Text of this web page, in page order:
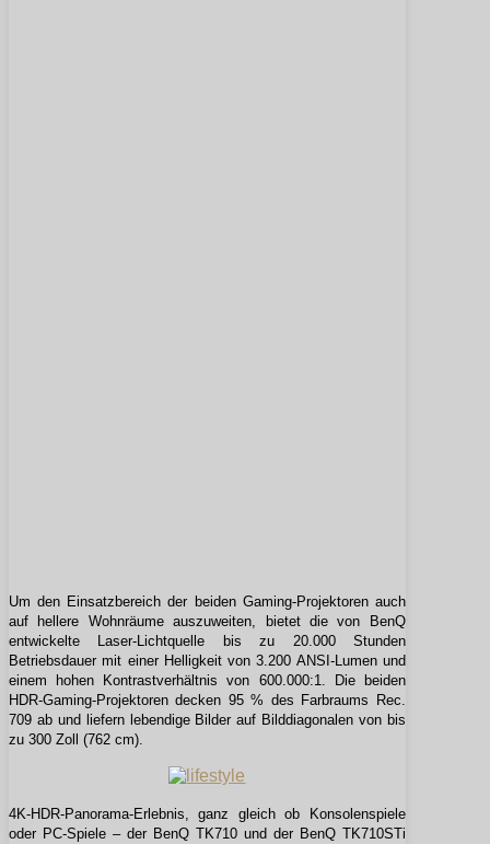
Um den Einsatzbereich der beiden Gaming-Projektoren auch
auf hellere Wohnräume auszuweiten, bietet die von BenQ
entwickelte Laser-Lichtquelle bis zu 20.000 Stunden
Betriebsdauer mit einer Helligkeit von 3.200 ANSI-Lumen und
einem hohen Kontrastverhältnis von 600.000:1. Die beiden
HDR-Gaming-Projektoren decken 95 % des Farbraums Rec.
709 ab und liefern lebendige Bilder auf Bilddiagonalen von bis
zu 300 Zoll (762 cm).
4K-HDR-Panorama-Erlebnis, ganz gleich ob Konsolenspiele
oder PC-Spiele – der BenQ TK710 und der BenQ TK710STi